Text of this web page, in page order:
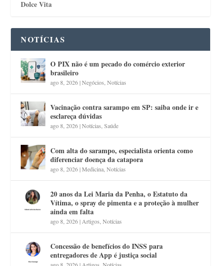
Dolce Vita
NOTÍCIAS
O PIX não é um pecado do comércio exterior
brasileiro
ago 8, 2026|Negócios ,Notícias
Vacinação contra sarampo em SP: saiba onde ir e
esclareça dúvidas
ago 8, 2026|Notícias ,Saúde
Com alta do sarampo, especialista orienta como
diferenciar doença da catapora
ago 8, 2026|Medicina ,Notícias
20 anos da Lei Maria da Penha, o Estatuto da
Vítima, o spray de pimenta e a proteção à mulher
ainda em falta
ago 8, 2026| Artigos ,Notícias
Concessão de benefícios do INSS para
entregadores de App é justiça social